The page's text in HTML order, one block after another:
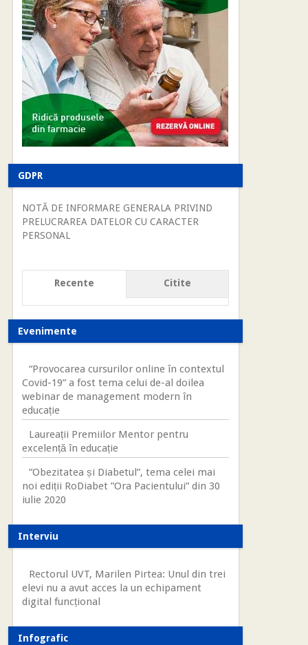
GDPR
NOTĂ DE INFORMARE GENERALA PRIVIND
PRELUCRAREA DATELOR CU CARACTER
PERSONAL
Recente Citite
Evenimente
“Provocarea cursurilor online în contextul
Covid-19” a fost tema celui de-al doilea
webinar de management modern în
educație
Laureații Premiilor Mentor pentru
excelență în educație
”Obezitatea și Diabetul”, tema celei mai
noi ediții RoDiabet ”Ora Pacientului” din 30
iulie 2020
Interviu
Rectorul UVT, Marilen Pirtea: Unul din trei
elevi nu a avut acces la un echipament
digital funcțional
Infografic